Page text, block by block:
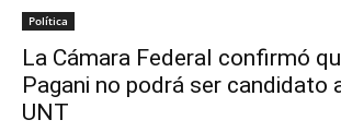
Política
La Cámara Federal confirmó
Pagani no podrá ser candidato
UNT